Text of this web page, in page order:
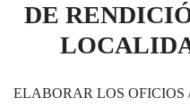
DE
ELABORAR LOS